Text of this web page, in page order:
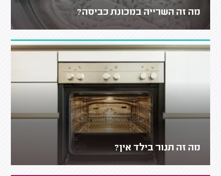
מה זה השרייה במכונת כביסה?
מה זה תנור בילד אין?